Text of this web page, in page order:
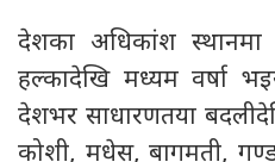
देशका अधिकांश स्थानमा
हल्कादेखि मध्यम वर्षा
देशभर साधारणतया
कोशी, मधेस, बागमती,